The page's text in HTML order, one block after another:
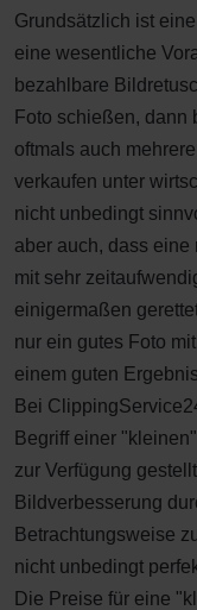
Grundsätzlich ist
eine wesentliche
bezahlbare
Foto schießen, dann
oftmals auch
verkaufen unter
nicht unbedingt
aber auch, dass
mit sehr
einigermaßen
nur ein gutes Foto
einem guten
Bei
Begriff einer
zur Verfügung
Bildverbesserung
Betrachtungsweise
nicht unbedingt
Die Preise für eine